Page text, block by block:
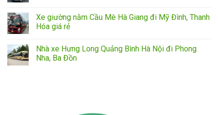
Xe giường nằm Cầu Mè Hà Giang đi Mỹ Đình, Thanh
Hóa giá rẻ
Nhà xe Hưng Long Quảng Bình Hà Nội đi Phong
Nha, Ba Đồn